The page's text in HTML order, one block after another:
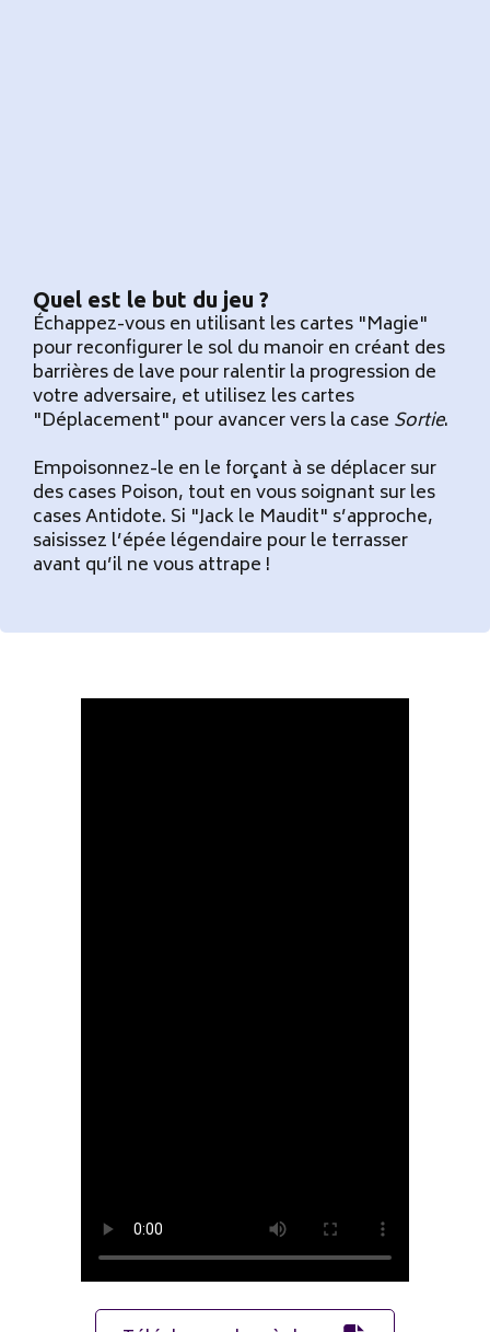
Quel est le but du jeu ?
Échappez-vous en utilisant les cartes "Magie"
pour reconfigurer le sol du manoir en créant des
barrières de lave pour ralentir la progression de
votre adversaire, et utilisez les cartes
"Déplacement" pour avancer vers la case Sortie.
Empoisonnez-le en le forçant à se déplacer sur
des cases Poison, tout en vous soignant sur les
cases Antidote. Si "Jack le Maudit" s’approche,
saisissez l’épée légendaire pour le terrasser
avant qu’il ne vous attrape !